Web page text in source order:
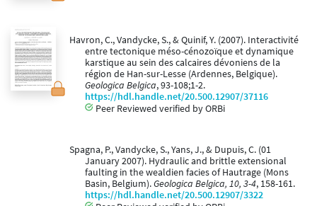
Havron, C., Vandycke, S., & Quinif, Y. (2007). Interactivité
entre tectonique méso-cénozoïque et dynamique
karstique au sein des calcaires dévoniens de la
région de Han-sur-Lesse (Ardennes, Belgique).
Geologica Belgica, 93-108;1-2.
https://hdl.handle.net/20.500.12907/37116
Peer Reviewed verified by ORBi
Spagna, P., Vandycke, S., Yans, J., & Dupuis, C. (01
January 2007). Hydraulic and brittle extensional
faulting in the wealdien facies of Hautrage (Mons
Basin, Belgium).Geologica Belgica, 10, 3-4, 158-161.
https://hdl.handle.net/20.500.12907/3322